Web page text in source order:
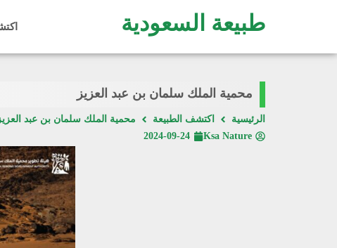
طبيعة السعودية
محمية الملك سلمان بن عبد العزيز
الرئيسية اكتشف الطبيعة
محمية الملك سلمان بن عبد العزيز
Ksa Nature
2024-09-24